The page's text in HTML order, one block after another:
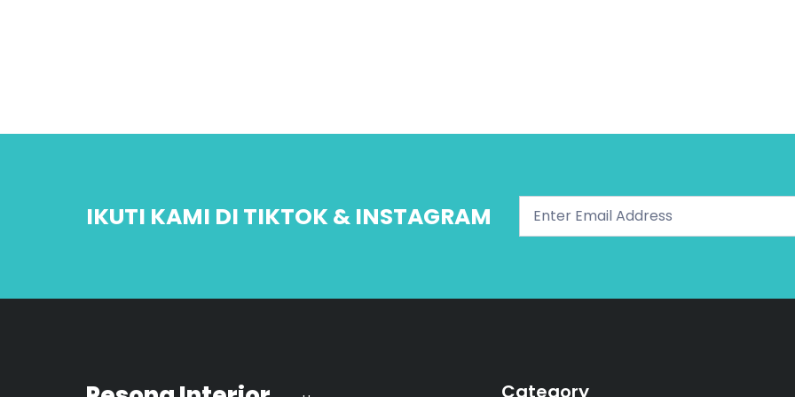
IKUTI KAMI DI TIKTOK & INSTAGRAM
Category